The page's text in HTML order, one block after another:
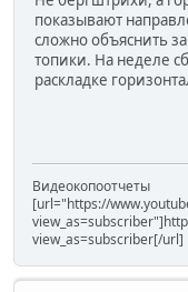
показывают
сложно объяснить
топики. На неделе
раскладке
Видеокопоотчеты
[url="https://
view_as=subscriber[/url]